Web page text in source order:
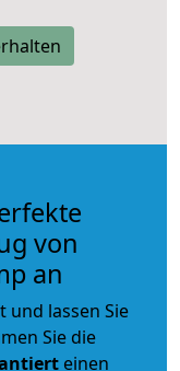
von
an
und lassen Sie
Sie die
einen